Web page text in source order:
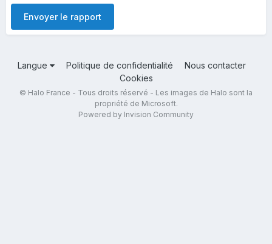
Envoyer le rapport
Langue Politique de confidentialité
Nous contacter
Cookies
© Halo France - Tous droits réservé - Les images de Halo sont la
propriété de Microsoft.
Powered by Invision Community